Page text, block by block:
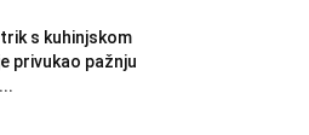
s kuhinjskom
privukao pažnju